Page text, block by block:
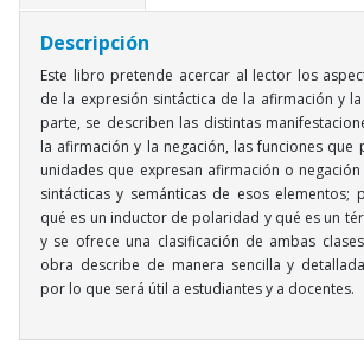
Descripción
Este libro pretende acercar al lector los
de la expresión sintáctica de la afirmación y
parte, se describen las distintas
la afirmación y la negación, las funciones que
unidades que expresan afirmación o
sintácticas y semánticas de esos elementos;
qué es un inductor de polaridad y qué es un
y se ofrece una clasificación de ambas
obra describe de manera sencilla y
por lo que será útil a estudiantes y a docentes.